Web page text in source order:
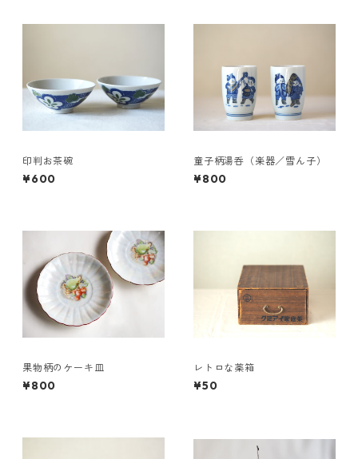
印判お茶碗
¥600
童子柄湯呑（楽器／雪ん子）
¥800
果物柄のケーキ皿
¥800
レトロな薬箱
¥50